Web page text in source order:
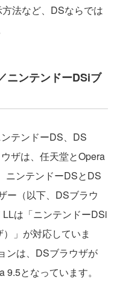
法など、DSならでは
ニンテンドーDSiブ
テンドーDS、DS
ザは、任天堂とOpera
ニンテンドーDSとDS
ー（以下、DSブラウ
は「ニンテンドーDSi
」が対応していま
ンは、DSブラウザが
となっています。